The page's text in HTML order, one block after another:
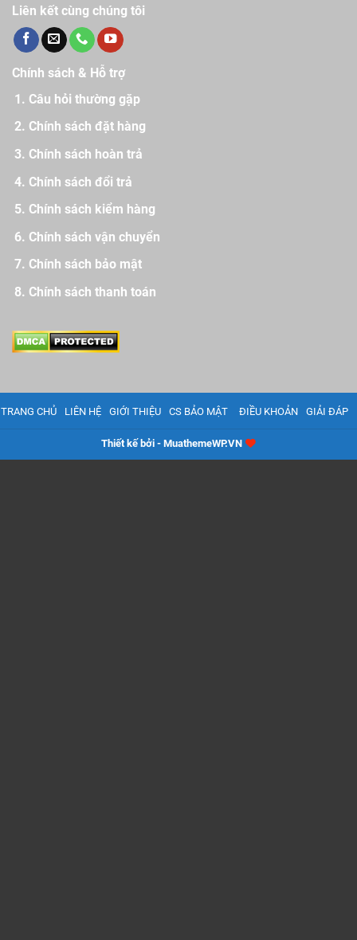
Liên kết cùng chúng tôi
Chính sách & Hỗ trợ
Câu hỏi thường gặp
Chính sách đặt hàng
Chính sách hoàn trả
Chính sách đổi trả
Chính sách kiểm hàng
Chính sách vận chuyển
Chính sách bảo mật
Chính sách thanh toán
TRANG CHỦ LIÊN HỆ GIỚI THIỆU CS BẢO MẬT ĐIỀU KHOẢN GIẢI ĐÁP
Thiết kế bởi - MuathemeWP.VN